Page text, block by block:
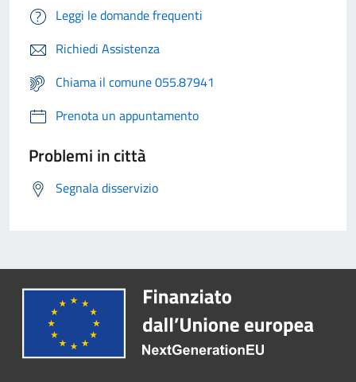
Leggi le domande frequenti
Richiedi Assistenza
Chiama il comune 055.87941
Prenota un appuntamento
Problemi in città
Segnala disservizio